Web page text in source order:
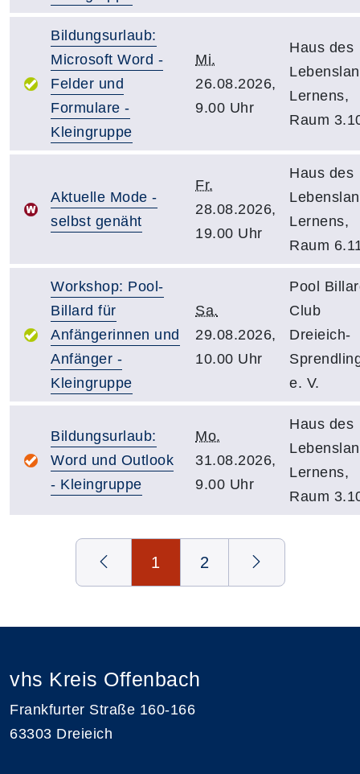
Bildungsurlaub:
Microsoft Word -
Felder und
Formulare -
Kleingruppe
Mi.
26.08.2026,
9.00 Uhr
Haus des
Lernens,
Raum
Aktuelle Mode -
selbst genäht
Fr.
28.08.2026,
19.00 Uhr
Haus des
Lernens,
Raum
Workshop: Pool-
Billard für
Anfängerinnen und
Anfänger -
Kleingruppe
Sa.
29.08.2026,
10.00 Uhr
Pool
Club
Dreieich-
e. V.
Bildungsurlaub:
Word und Outlook
- Kleingruppe
Mo.
31.08.2026,
9.00 Uhr
Haus des
Lernens,
Raum
1 2
vhs Kreis Offenbach
Frankfurter Straße 160-166
63303 Dreieich